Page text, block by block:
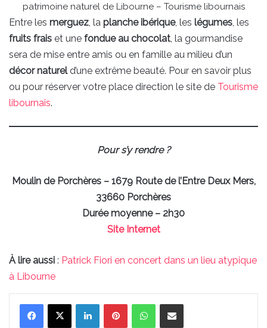
patrimoine naturel de Libourne – Tourisme libournais
Entre les merguez, la planche ibérique, les légumes, les
fruits frais et une fondue au chocolat, la gourmandise
sera de mise entre amis ou en famille au milieu d’un
décor natureld’une extrême beauté. Pour en savoir plus
ou pour réserver votre place direction le site de Tourisme
libournais.
Pour s’y rendre ?
Moulin de Porchères – 1679 Route de l’Entre Deux Mers,
33660 Porchères
Durée moyenne – 2h30
Site Internet
À lire aussi : Patrick Fiori en concert dans un lieu atypique
à Libourne
LinkedinPinterestWhatsAppPartager par email